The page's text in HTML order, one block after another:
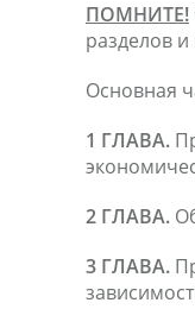
ПОМНИТЕ!
разделов
Основная
1 ГЛАВА.
2 ГЛАВА.
3 ГЛАВА.